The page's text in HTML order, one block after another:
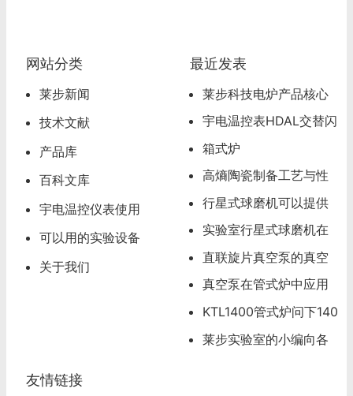
网站分类
莱步新闻
技术文献
产品库
百科文库
宇电温控仪表使用
可以用的实验设备
关于我们
最近发表
莱步科技电炉产品核心
超级卖点
宇电温控表HDAL交替闪
烁，超温报警怎么办
箱式炉
高熵陶瓷制备工艺与性
能分析
行星式球磨机可以提供
试磨服务
实验室行星式球磨机在
材料研发领域的应用
直联旋片真空泵的真空
度可以达到多少
真空泵在管式炉中应用
应该注意的问题
KTL1400管式炉问下140
0度管式炉怎么操作
莱步实验室的小编向各
友情链接